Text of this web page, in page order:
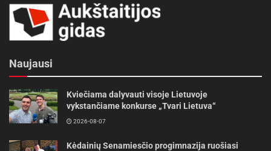
Naujausi
Kviečiama dalyvauti visoje Lietuvoje
vykstančiame konkurse „Tvari Lietuva“
2026-08-07
Kėdainių Senamiesčio progimnazija ruošiasi